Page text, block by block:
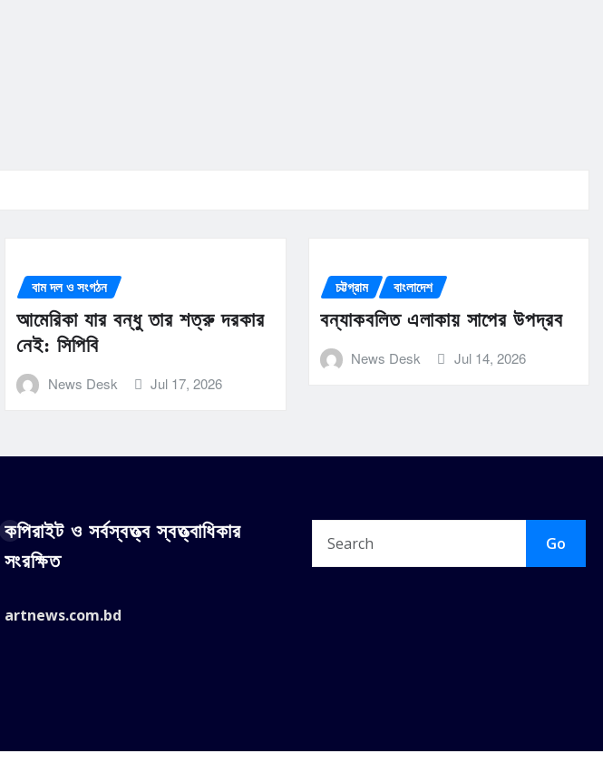
বাম দল ও সংগঠন
আমেরিকা যার বন্ধু তার শত্রু দরকার
নেই: সিপিবি
News Desk Jul 17, 2026
চট্টগ্রাম বাংলাদেশ
বন্যাকবলিত এলাকায় সাপের উপদ্রব
News Desk Jul 14, 2026
কপিরাইট ও সর্বস্বত্ত্ব স্বত্ত্বাধিকার
সংরক্ষিত
artnews.com.bd
Go